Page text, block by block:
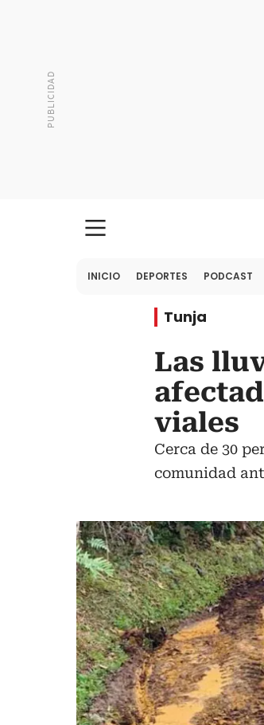
INICIO DEPORTES PODCAST
Tunja
Las
viales
Cerca de 30
comunidad